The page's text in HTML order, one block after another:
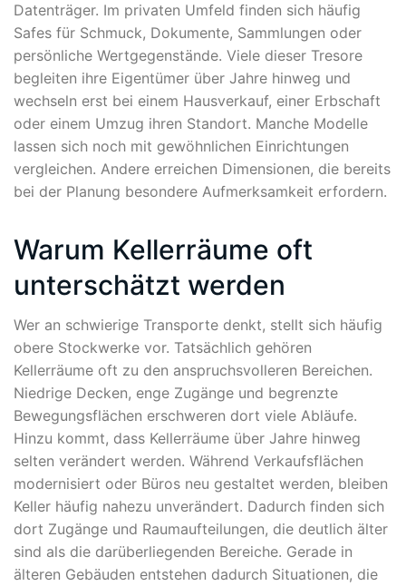
Datenträger. Im privaten Umfeld finden sich häufig
Safes für Schmuck, Dokumente, Sammlungen oder
persönliche Wertgegenstände. Viele dieser Tresore
begleiten ihre Eigentümer über Jahre hinweg und
wechseln erst bei einem Hausverkauf, einer Erbschaft
oder einem Umzug ihren Standort. Manche Modelle
lassen sich noch mit gewöhnlichen Einrichtungen
vergleichen. Andere erreichen Dimensionen, die bereits
bei der Planung besondere Aufmerksamkeit erfordern.
Warum Kellerräume oft
unterschätzt werden
Wer an schwierige Transporte denkt, stellt sich häufig
obere Stockwerke vor. Tatsächlich gehören
Kellerräume oft zu den anspruchsvolleren Bereichen.
Niedrige Decken, enge Zugänge und begrenzte
Bewegungsflächen erschweren dort viele Abläufe.
Hinzu kommt, dass Kellerräume über Jahre hinweg
selten verändert werden. Während Verkaufsflächen
modernisiert oder Büros neu gestaltet werden, bleiben
Keller häufig nahezu unverändert. Dadurch finden sich
dort Zugänge und Raumaufteilungen, die deutlich älter
sind als die darüberliegenden Bereiche. Gerade in
älteren Gebäuden entstehen dadurch Situationen, die